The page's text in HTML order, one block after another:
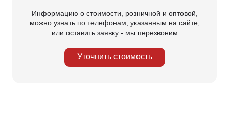
Информацию о стоимости, розничной и оптовой,
можно узнать по телефонам, указанным на сайте,
или оставить заявку - мы перезвоним
Уточнить стоимость